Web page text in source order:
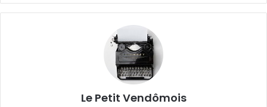
Le Petit Vendômois